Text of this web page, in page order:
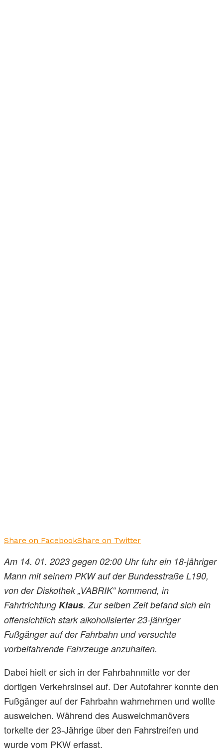
Share on FacebookShare on Twitter
Am 14. 01. 2023 gegen 02:00 Uhr fuhr ein 18-jähriger
Mann mit seinem PKW auf der Bundesstraße L190,
von der Diskothek „VABRIK“ kommend, in
Fahrtrichtung Klaus. Zur selben Zeit befand sich ein
offensichtlich stark alkoholisierter 23-jähriger
Fußgänger auf der Fahrbahn und versuchte
vorbeifahrende Fahrzeuge anzuhalten.
Dabei hielt er sich in der Fahrbahnmitte vor der
dortigen Verkehrsinsel auf. Der Autofahrer konnte den
Fußgänger auf der Fahrbahn wahrnehmen und wollte
ausweichen. Während des Ausweichmanövers
torkelte der 23-Jährige über den Fahrstreifen und
wurde vom PKW erfasst.